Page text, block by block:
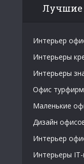
Лучшие
Интерьер
Интерьеры
Интерьеры
Офис
Маленькие
Дизайн
Интерьер
Интерьеры